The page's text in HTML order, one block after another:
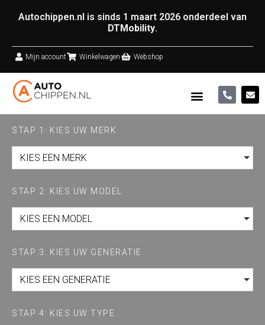
Autochippen.nl is sinds 1 maart 2026 onderdeel van
DTMobility.
Mijn account Winkelwagen Webshop
STAP 1: KIES UW MERK
KIES EEN MERK
STAP 2: KIES UW MODEL
KIES EEN MODEL
STAP 3: KIES UW GENERATIE
KIES EEN GENERATIE
STAP 4: KIES UW TYPE